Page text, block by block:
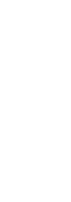
5673 或
及異常、
contact
2-7749-
etc.),
5562.
題敬請聯